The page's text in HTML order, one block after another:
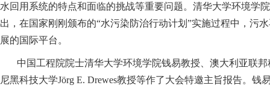
水回用系统的特点和面临的挑战等重要问题。清华大学环境学
出，在国家刚刚颁布的“水污染防治行动计划”实施过程中，污
展的国际平台。
中国工程院院士清华大学环境学院钱易教授、澳大利亚联
尼黑科技大学Jörg E. Drewes教授等作了大会特邀主旨报告。